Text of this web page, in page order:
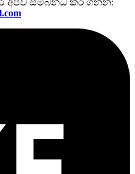
අපව සම්බන්ධ කර ගන්න: